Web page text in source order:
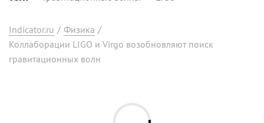
Indicator.ru / Физика /
Коллаборации LIGO и Virgo возобновляют поиск
гравитационных волн